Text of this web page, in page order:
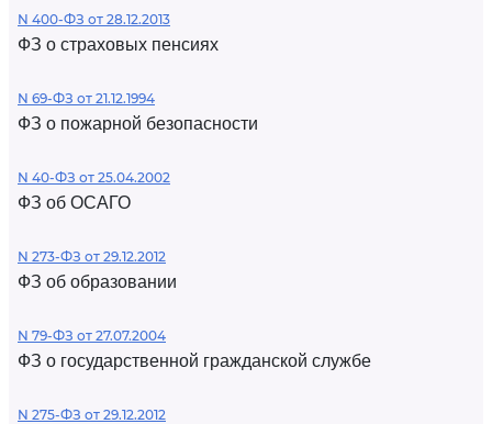
N 400-ФЗ от 28.12.2013
ФЗ о страховых пенсиях
N 69-ФЗ от 21.12.1994
ФЗ о пожарной безопасности
N 40-ФЗ от 25.04.2002
ФЗ об ОСАГО
N 273-ФЗ от 29.12.2012
ФЗ об образовании
N 79-ФЗ от 27.07.2004
ФЗ о государственной гражданской службе
N 275-ФЗ от 29.12.2012